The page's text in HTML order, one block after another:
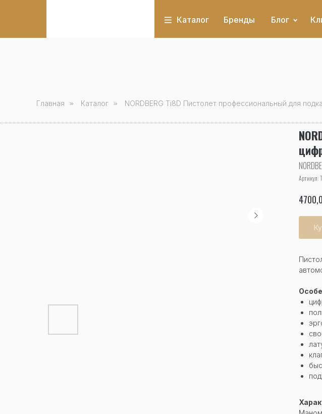
Каталог Бренды Блог
Главная » Каталог » NORDBERG Ti8D Пистолет профессиональный для
Артикул: